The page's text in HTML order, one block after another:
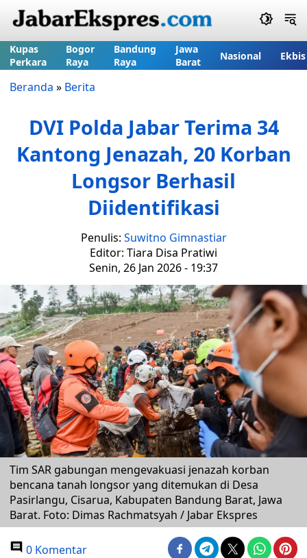
Kupas
Perkara
Bogor
Raya
Bandung
Raya
Jawa
Barat
Nasional Ekbis
Beranda » Berita
DVI Polda Jabar Terima 34
Kantong Jenazah, 20 Korban
Longsor Berhasil
Diidentifikasi
Penulis: Suwitno Gimnastiar
Editor: Tiara Disa Pratiwi
Senin, 26 Jan 2026 - 19:37
Tim SAR gabungan mengevakuasi jenazah korban
bencana tanah longsor yang ditemukan di Desa
Pasirlangu, Cisarua, Kabupaten Bandung Barat, Jawa
Barat. Foto: Dimas Rachmatsyah / Jabar Ekspres
0 Komentar